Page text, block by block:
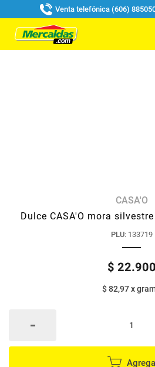
Venta telefónica (606)
CASA'O
Dulce CASA'O mora
PLU: 133719
$ 22.900
$ 82,97x